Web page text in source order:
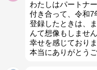
わたしはパートナ
付き合って、令和7
登録したときは、
んて想像もしませ
幸せを感じておりま
本当にありがとう